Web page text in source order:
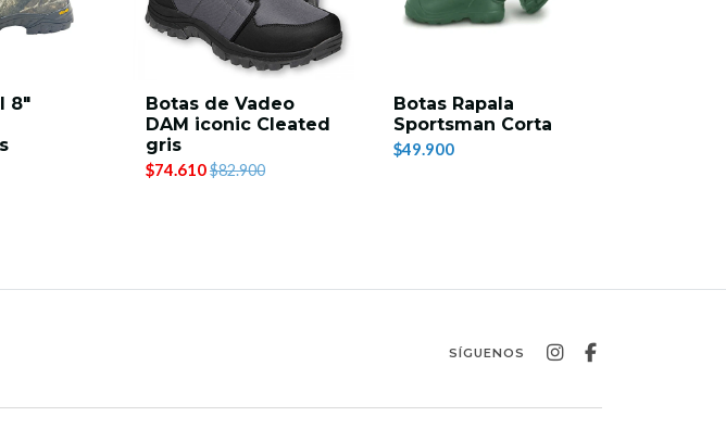
8"
Botas de Vadeo
DAM iconic Cleated
gris
$74.610$82.900
Botas Rapala
Sportsman Corta
$49.900
SÍGUENOS